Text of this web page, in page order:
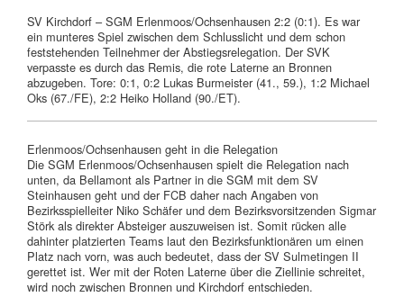
SV Kirchdorf – SGM Erlenmoos/Ochsenhausen 2:2 (0:1). Es war
ein munteres Spiel zwischen dem Schlusslicht und dem schon
feststehenden Teilnehmer der Abstiegsrelegation. Der SVK
verpasste es durch das Remis, die rote Laterne an Bronnen
abzugeben. Tore: 0:1, 0:2 Lukas Burmeister (41., 59.), 1:2 Michael
Oks (67./FE), 2:2 Heiko Holland (90./ET).
Erlenmoos/Ochsenhausen geht in die Relegation
Die SGM Erlenmoos/Ochsenhausen spielt die Relegation nach
unten, da Bellamont als Partner in die SGM mit dem SV
Steinhausen geht und der FCB daher nach Angaben von
Bezirksspielleiter Niko Schäfer und dem Bezirksvorsitzenden Sigmar
Störk als direkter Absteiger auszuweisen ist. Somit rücken alle
dahinter platzierten Teams laut den Bezirksfunktionären um einen
Platz nach vorn, was auch bedeutet, dass der SV Sulmetingen II
gerettet ist. Wer mit der Roten Laterne über die Ziellinie schreitet,
wird noch zwischen Bronnen und Kirchdorf entschieden.